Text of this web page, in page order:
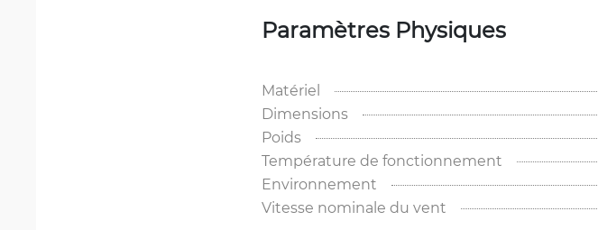
Paramètres Physiques
Matériel
Dimensions
Poids
Température de fonctionnement
Environnement
Vitesse nominale du vent